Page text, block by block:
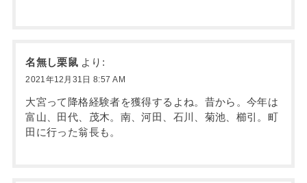
名無し栗鼠 より:
2021年12月31日 8:57 AM
大宮って降格経験者を獲得するよね。昔から。今年は
富山、田代、茂木。南、河田、石川、菊池、櫛引。町
田に行った翁長も。